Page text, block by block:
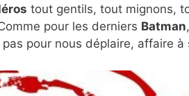
tout gentils, tout mignons,
pour les derniers Batman
pas pour nous déplaire, affaire